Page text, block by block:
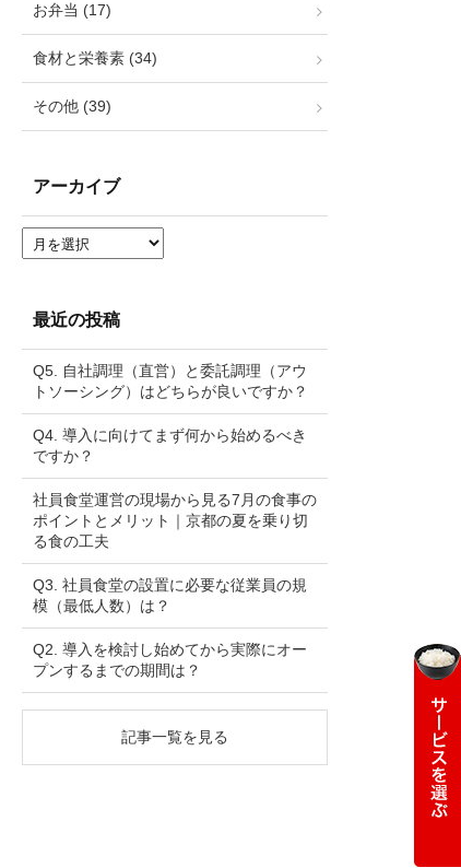
お弁当 (17)
食材と栄養素 (34)
その他 (39)
アーカイブ
ア
ー
ブ
最近の投稿
Q5. 自社調理（直営）と委託調理（アウ
トソーシング）はどちらが良いですか？
Q4. 導入に向けてまず何から始めるべき
ですか？
社員食堂運営の現場から見る7月の食事の
ポイントとメリット｜京都の夏を乗り切
る食の工夫
Q3. 社員食堂の設置に必要な従業員の規
模（最低人数）は？
Q2. 導入を検討し始めてから実際にオー
プンするまでの期間は？
記事一覧を見る